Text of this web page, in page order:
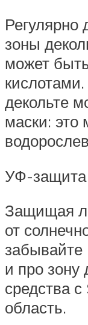
Регулярно
зоны
может
декольте
маски: это
УФ-защита
Защищая
от
забывайте
и про зону
средства с
область.